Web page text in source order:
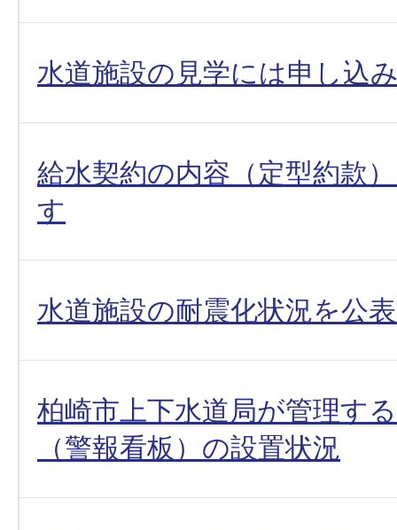
水道施設の見学には申し込
給水契約の内容（定型約款
す
水道施設の耐震化状況を公
柏崎市上下水道局が管理す
（警報看板）の設置状況